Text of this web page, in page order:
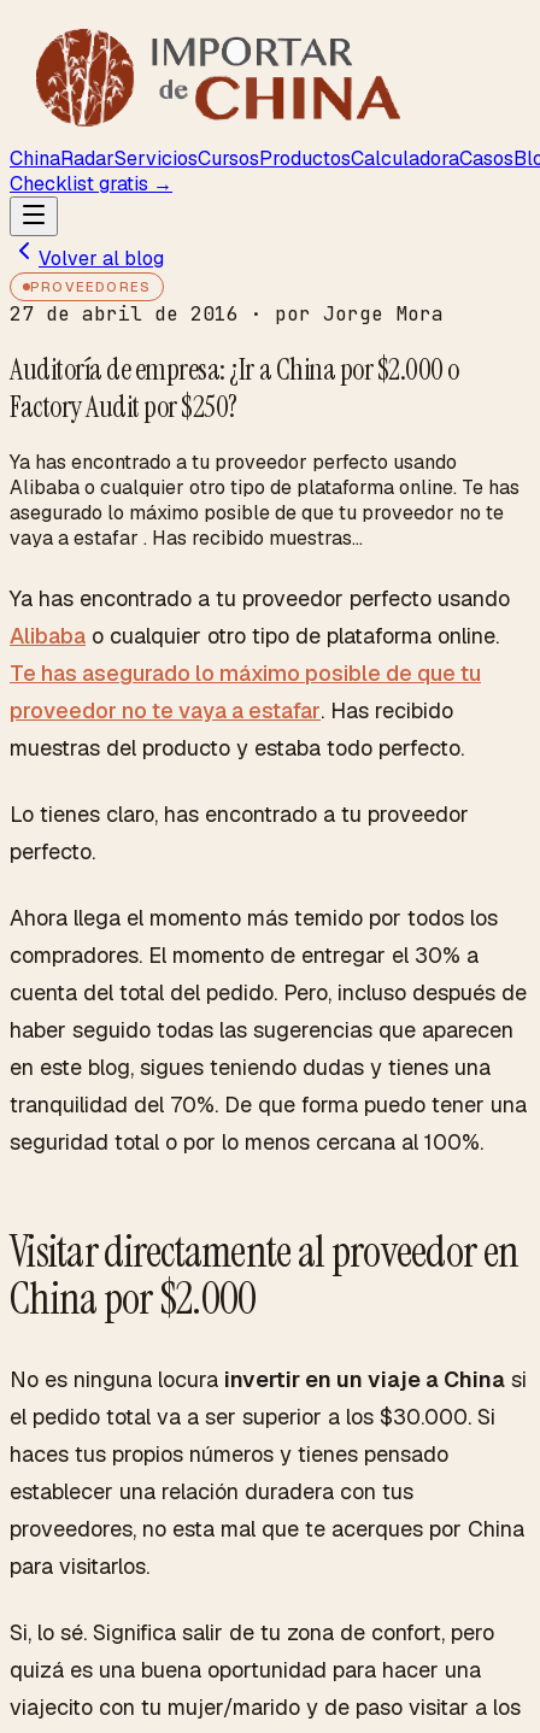
ChinaRadarServiciosCursosProductosCalculadoraCasos
Checklist gratis →
Volver al blog
PROVEEDORES
27 de abril de 2016 · por Jorge Mora
Auditoría de empresa: ¿Ir a China por $2.000 o
Factory Audit por $250?
Ya has encontrado a tu proveedor perfecto usando
Alibaba o cualquier otro tipo de plataforma online. Te has
asegurado lo máximo posible de que tu proveedor no te
vaya a estafar . Has recibido muestras...
Ya has encontrado a tu proveedor perfecto usando
Alibaba o cualquier otro tipo de plataforma online.
Te has asegurado lo máximo posible de que tu
proveedor no te vaya a estafar. Has recibido
muestras del producto y estaba todo perfecto.
Lo tienes claro, has encontrado a tu proveedor
perfecto.
Ahora llega el momento más temido por todos los
compradores. El momento de entregar el 30% a
cuenta del total del pedido. Pero, incluso después de
haber seguido todas las sugerencias que aparecen
en este blog, sigues teniendo dudas y tienes una
tranquilidad del 70%. De que forma puedo tener una
seguridad total o por lo menos cercana al 100%.
Visitar directamente al proveedor en
China por $2.000
No es ninguna locura invertir en un viaje a China si
el pedido total va a ser superior a los $30.000. Si
haces tus propios números y tienes pensado
establecer una relación duradera con tus
proveedores, no esta mal que te acerques por China
para visitarlos.
Si, lo sé. Significa salir de tu zona de confort, pero
quizá es una buena oportunidad para hacer una
viajecito con tu mujer/marido y de paso visitar a los